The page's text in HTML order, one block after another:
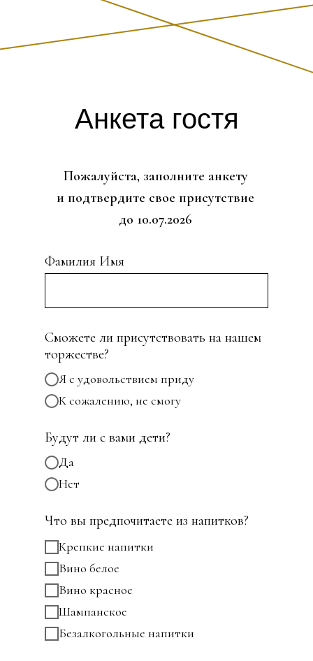
Пожалуйста, заполните анкету
и подтвердите свое присутствие
до 10.07.2026
Анкета гостя
Фамилия Имя
Сможете ли присутствовать на нашем
торжестве?
Я с удовольствием приду
К сожалению, не смогу
Будут ли с вами дети?
Да
Нет
Что вы предпочитаете из напитков?
Крепкие напитки
Вино белое
Вино красное
Шампанское
Безалкогольные напитки